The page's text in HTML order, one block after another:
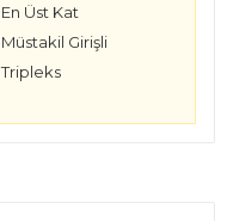
En Üst Kat
Müstakil Girişli
Tripleks